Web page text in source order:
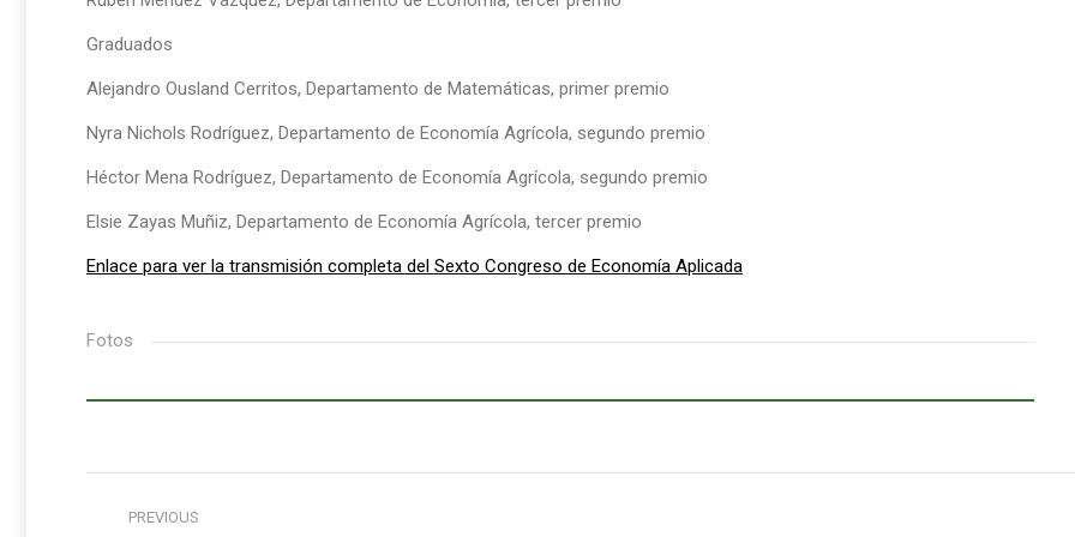
Graduados
Alejandro Ousland Cerritos, Departamento de Matemáticas, primer premio
Nyra Nichols Rodríguez, Departamento de Economía Agrícola, segundo premio
Héctor Mena Rodríguez, Departamento de Economía Agrícola, segundo premio
Elsie Zayas Muñiz, Departamento de Economía Agrícola, tercer premio
Enlace para ver la transmisión completa del Sexto Congreso de Economía Aplicada
Fotos
Post
PREVIOUS